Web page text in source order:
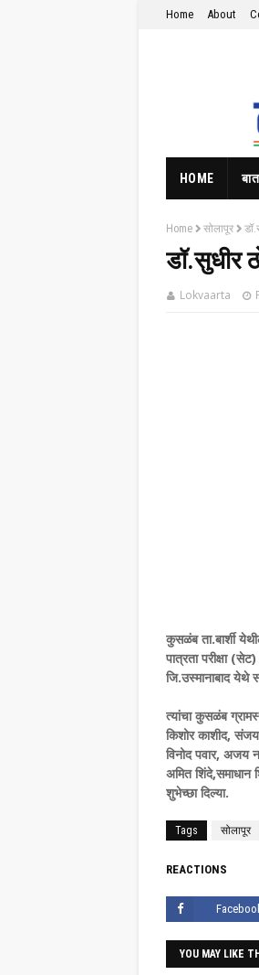
Home About
HOME
Home सोलापूर
डॉ.सुधीर
Lokvaarta
कुसळंब ता.बार्शी
पात्रता परीक्षा
जि.उस्मानाबाद येथे
त्यांचा कुसळंब
किशोर काशीद,
विनोद पवार, अजय
अमित शिंदे,समाधान
शुभेच्छा दिल्या.
Tags सोलापूर
REACTIONS
YOU MAY LIKE